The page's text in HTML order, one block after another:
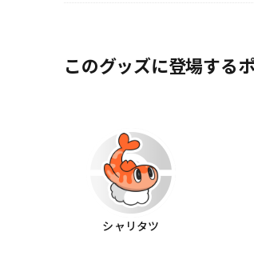
このグッズに登場する
シャリタツ